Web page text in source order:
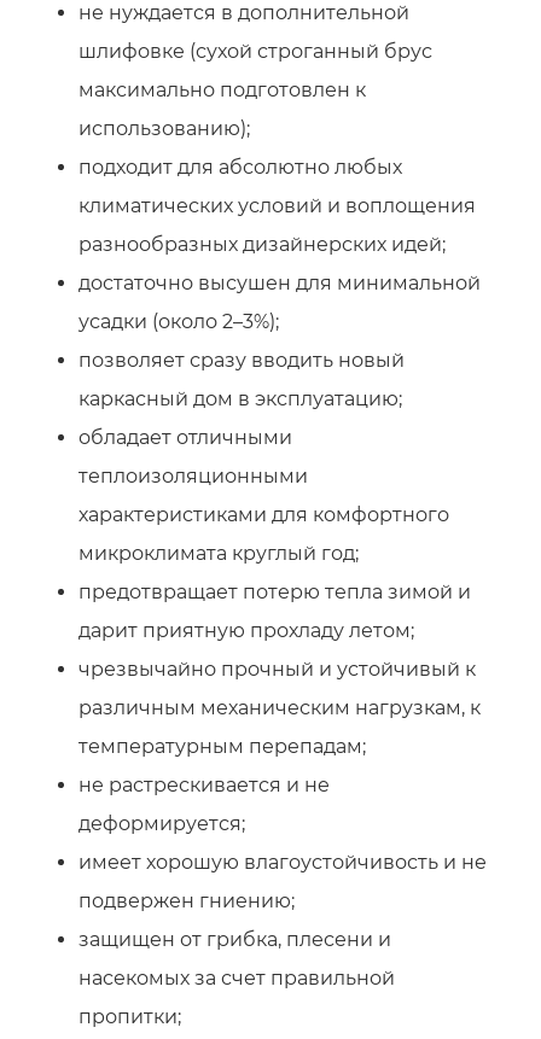
не нуждается в дополнительной
шлифовке (сухой строганный брус
максимально подготовлен к
использованию);
подходит для абсолютно любых
климатических условий и воплощения
разнообразных дизайнерских идей;
достаточно высушен для минимальной
усадки (около 2–3%);
позволяет сразу вводить новый
каркасный дом в эксплуатацию;
обладает отличными
теплоизоляционными
характеристиками для комфортного
микроклимата круглый год;
предотвращает потерю тепла зимой и
дарит приятную прохладу летом;
чрезвычайно прочный и устойчивый к
различным механическим нагрузкам, к
температурным перепадам;
не растрескивается и не
деформируется;
имеет хорошую влагоустойчивость и не
подвержен гниению;
защищен от грибка, плесени и
насекомых за счет правильной
пропитки;